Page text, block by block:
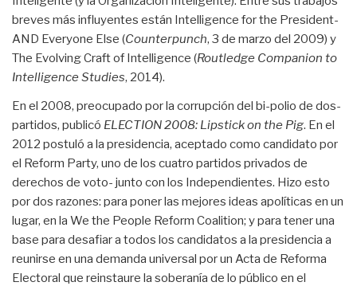
breves más influyentes están Intelligence for the President-
AND Everyone Else (Counterpunch, 3 de marzo del 2009) y
The Evolving Craft of Intelligence (Routledge Companion to
Intelligence Studies, 2014).
En el 2008, preocupado por la corrupción del bi-polio de dos-
partidos, publicó ELECTION 2008: Lipstick on the Pig. En el
2012 postuló a la presidencia, aceptado como candidato por
el Reform Party, uno de los cuatro partidos privados de
derechos de voto- junto con los Independientes. Hizo esto
por dos razones: para poner las mejores ideas apolíticas en un
lugar, en la We the People Reform Coalition; y para tener una
base para desafiar a todos los candidatos a la presidencia a
reunirse en una demanda universal por un Acta de Reforma
Electoral que reinstaure la soberanía de lo público en el